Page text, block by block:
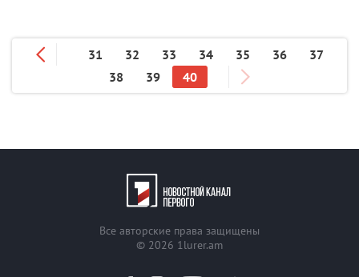
31 32 33 34 35 36
37
38
39 40
Все авторские права защищены
© 2026 1lurer.am